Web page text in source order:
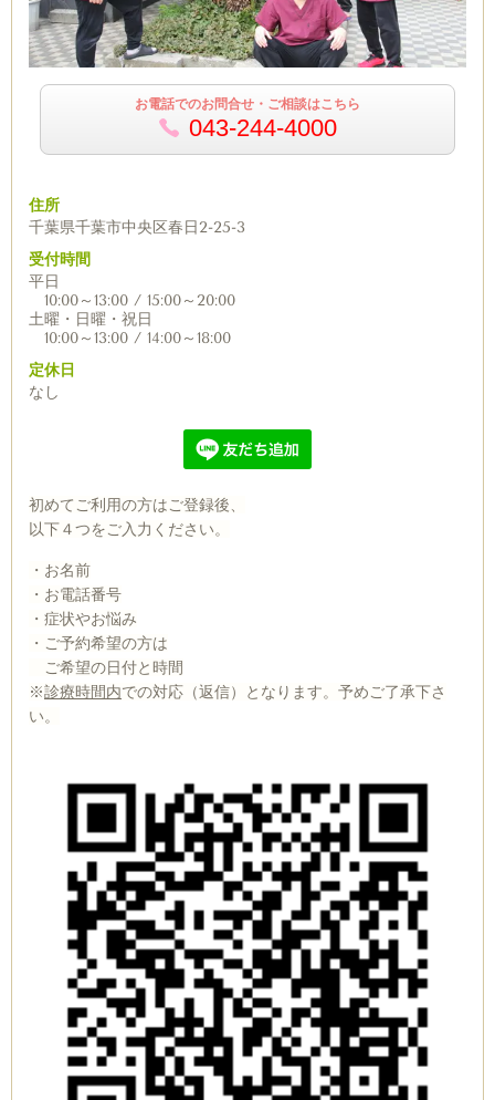
お電話でのお問合せ・ご相談はこちら
043-244-4000
住所
千葉県千葉市中央区春日2-25-3
受付時間
平日
10:00～13:00 / 15:00～20:00
土曜・日曜・祝日
10:00～13:00 / 14:00～18:00
定休日
なし
初めてご利用の方はご登録後、
以下４つをご入力ください。
・お名前
・お電話番号
・症状やお悩み
・ご予約希望の方は
ご希望の日付と時間
※診療時間内での対応（返信）となります。予めご了承下さ
い。